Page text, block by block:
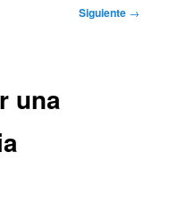
Siguiente →
una